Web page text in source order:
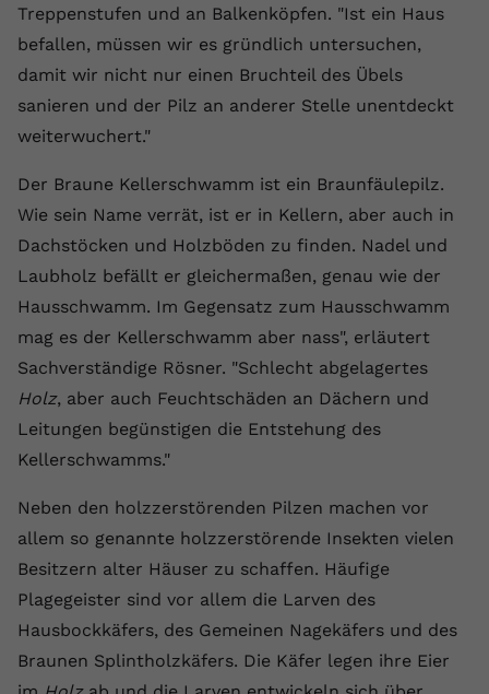
Treppenstufen und an Balkenköpfen. "Ist ein Haus
befallen, müssen wir es gründlich untersuchen,
damit wir nicht nur einen Bruchteil des Übels
sanieren und der Pilz an anderer Stelle unentdeckt
weiterwuchert."
Der Braune Kellerschwamm ist ein Braunfäulepilz.
Wie sein Name verrät, ist er in Kellern, aber auch in
Dachstöcken und Holzböden zu finden. Nadel und
Laubholz befällt er gleichermaßen, genau wie der
Hausschwamm. Im Gegensatz zum Hausschwamm
mag es der Kellerschwamm aber nass", erläutert
Sachverständige Rösner. "Schlecht abgelagertes
Holz, aber auch Feuchtschäden an Dächern und
Leitungen begünstigen die Entstehung des
Kellerschwamms."
Neben den holzzerstörenden Pilzen machen vor
allem so genannte holzzerstörende Insekten vielen
Besitzern alter Häuser zu schaffen. Häufige
Plagegeister sind vor allem die Larven des
Hausbockkäfers, des Gemeinen Nagekäfers und des
Braunen Splintholzkäfers. Die Käfer legen ihre Eier
Zweck
registriert eine eindeutige ID, um
Daten darüber zu speichern, welche
Videos von YouTube der Nutzer
Anbieter Youtube.com
Zweck
YouTube setzt diesen Cookie, um die
Videopräferenzen des Nutzers zu
speichern, der eingebettete YouTube-